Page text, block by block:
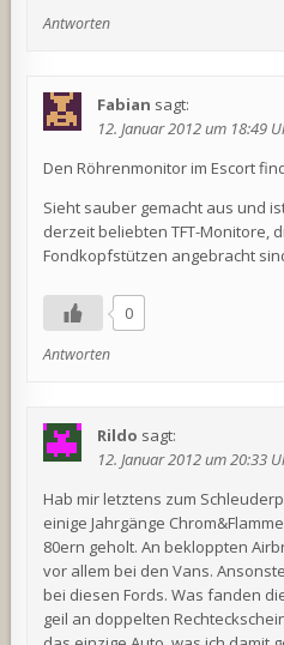
Antworten
Fabian sagt:
12. Januar 2012 um 18:49
Den Röhrenmonitor im Escort
Sieht sauber gemacht aus und
derzeit beliebten TFT-Monitore,
Fondkopfstützen angebracht
0
Antworten
Rildo sagt:
12. Januar 2012 um 20:33
Hab mir letztens zum
einige Jahrgänge
80ern geholt. An bekloppten
vor allem bei den Vans.
bei diesen Fords. Was fanden
geil an doppelten